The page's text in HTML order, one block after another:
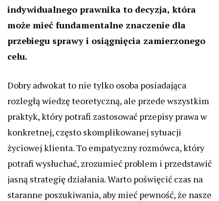
indywidualnego prawnika to decyzja, która
może mieć fundamentalne znaczenie dla
przebiegu sprawy i osiągnięcia zamierzonego
celu.
Dobry adwokat to nie tylko osoba posiadająca
rozległą wiedzę teoretyczną, ale przede wszystkim
praktyk, który potrafi zastosować przepisy prawa w
konkretnej, często skomplikowanej sytuacji
życiowej klienta. To empatyczny rozmówca, który
potrafi wysłuchać, zrozumieć problem i przedstawić
jasną strategię działania. Warto poświęcić czas na
staranne poszukiwania, aby mieć pewność, że nasze